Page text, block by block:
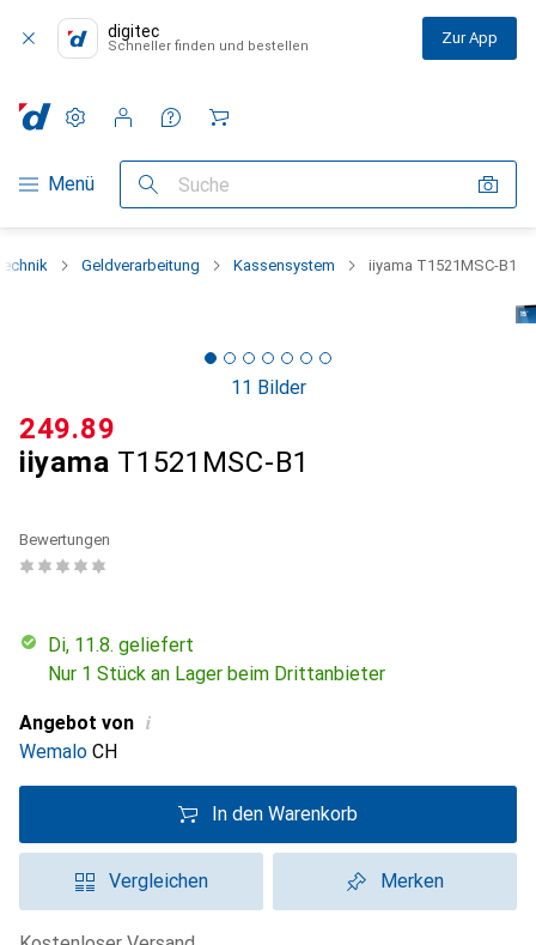
digitec
Schneller finden und bestellen Zur App
Navigation nach Kategorien
Menü Suche
Einstellungen
Kundenkonto
Vergleichslisten
Merklisten
Warenkorb
Geldverarbeitung Kassensystem iiyama T1521MSC-B1
11 Bilder
iiyama T1521MSC-B1
CHF
249.89
Bewertungen
Di, 11.8. geliefert
Nur 1 Stück an Lager beim Drittanbieter
Angebot von i
Wemalo CH
In den Warenkorb
Vergleichen Merken